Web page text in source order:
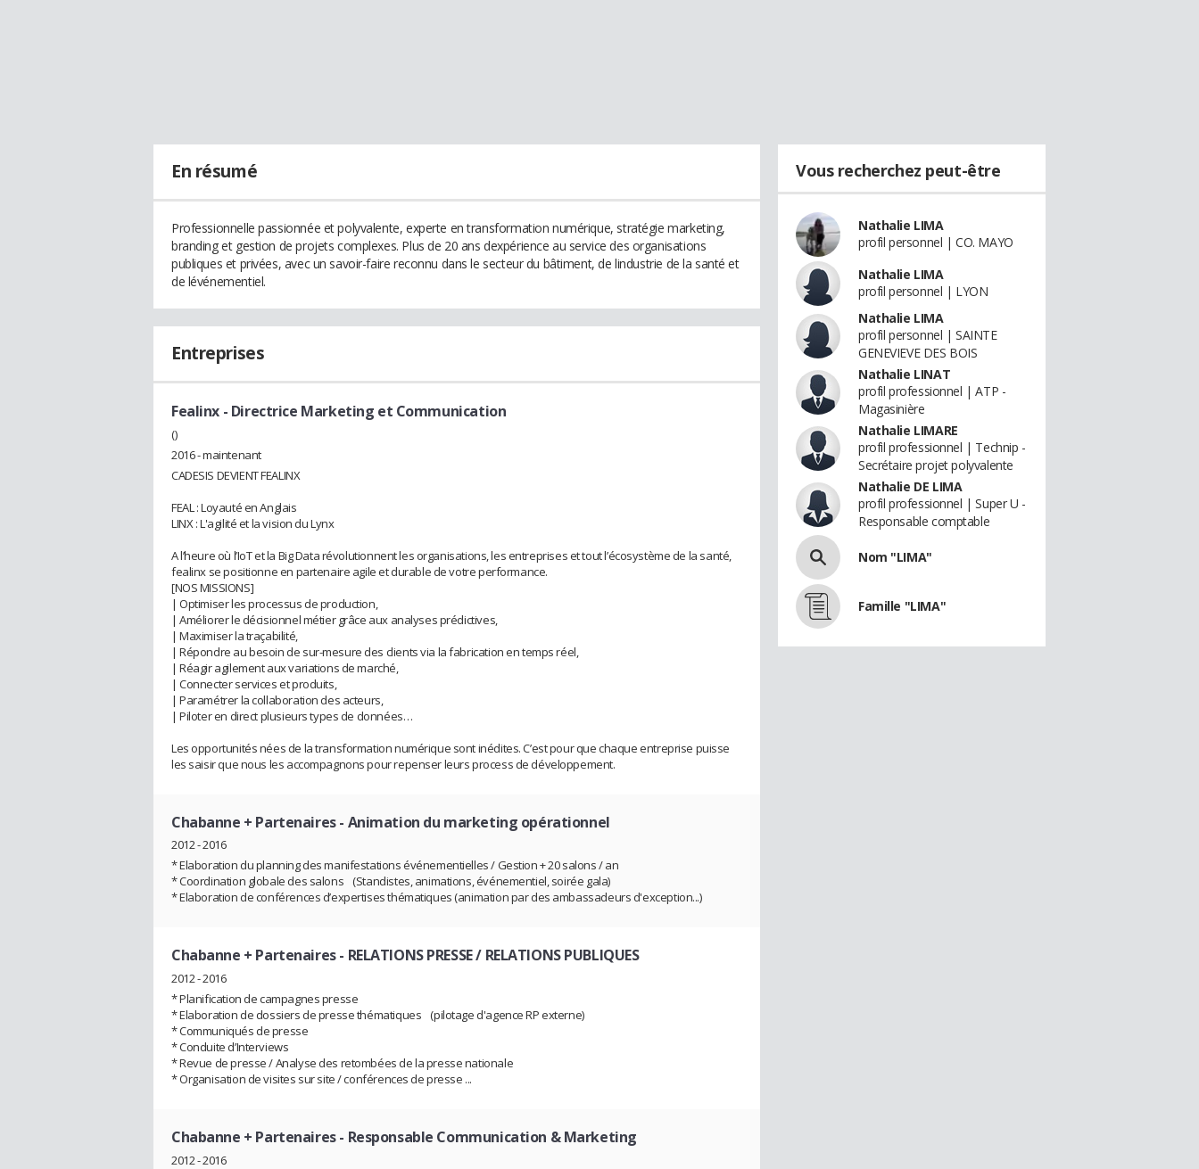
En résumé
Professionnelle passionnée et polyvalente, experte en transformation numérique, stratégie marketing,
branding et gestion de projets complexes. Plus de 20 ans dexpérience au service des organisations
publiques et privées, avec un savoir-faire reconnu dans le secteur du bâtiment, de lindustrie de la santé et
de lévénementiel.
Entreprises
Fealinx - Directrice Marketing et Communication
()
2016 - maintenant
CADESIS DEVIENT FEALINX
FEAL : Loyauté en Anglais
LINX : L'agilité et la vision du Lynx
A l’heure où l’IoT et la Big Data révolutionnent les organisations, les entreprises et tout l’écosystème de la santé,
fealinx se positionne en partenaire agile et durable de votre performance.
[NOS MISSIONS]
| Optimiser les processus de production,
| Améliorer le décisionnel métier grâce aux analyses prédictives,
| Maximiser la traçabilité,
| Répondre au besoin de sur-mesure des clients via la fabrication en temps réel,
| Réagir agilement aux variations de marché,
| Connecter services et produits,
| Paramétrer la collaboration des acteurs,
| Piloter en direct plusieurs types de données…
Les opportunités nées de la transformation numérique sont inédites. C’est pour que chaque entreprise puisse
les saisir que nous les accompagnons pour repenser leurs process de développement.
Chabanne + Partenaires- Animation du marketing opérationnel
2012 - 2016
* Elaboration du planning des manifestations événementielles / Gestion + 20 salons / an
* Coordination globale des salons (Standistes, animations, événementiel, soirée gala)
* Elaboration de conférences d’expertises thématiques (animation par des ambassadeurs d'exception...)
Chabanne + Partenaires- RELATIONS PRESSE / RELATIONS PUBLIQUES
2012 - 2016
* Planification de campagnes presse
* Elaboration de dossiers de presse thématiques (pilotage d'agence RP externe)
* Communiqués de presse
* Conduite d’Interviews
* Revue de presse / Analyse des retombées de la presse nationale
* Organisation de visites sur site / conférences de presse ...
Chabanne + Partenaires- Responsable Communication & Marketing
2012 - 2016
Vous recherchez peut-être
Nathalie LIMA
profil personnel | CO. MAYO
Nathalie LIMA
profil personnel | LYON
Nathalie LIMA
profil personnel | SAINTE
GENEVIEVE DES BOIS
Nathalie LINAT
profil professionnel | ATP -
Magasinière
Nathalie LIMARE
profil professionnel | Technip -
Secrétaire projet polyvalente
Nathalie DE LIMA
profil professionnel | Super U -
Responsable comptable
Nom "LIMA"
Famille "LIMA"